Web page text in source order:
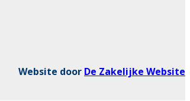
Website door De Zakelijke Website